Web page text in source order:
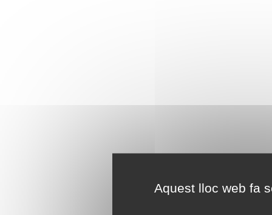
Aquest lloc web fa